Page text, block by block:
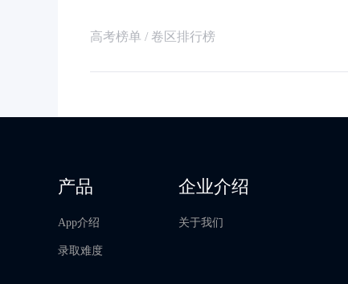
高考榜单 / 卷区排行榜
产品
App介绍
录取难度
企业介绍
关于我们